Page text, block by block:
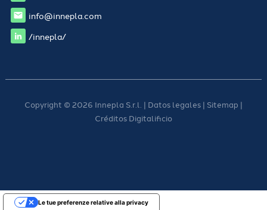
info@innepla.com
/innepla/
Copyright © 2026 Innepla S.r.l. | Datos legales | Sitemap |
Créditos Digitalificio
Le tue preferenze relative alla privacy